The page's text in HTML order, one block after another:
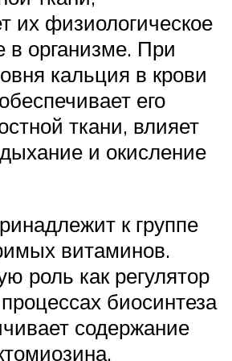
их физиологическое
в организме. При
кальция в крови
его
ткани, влияет
и окисление
к группе
витаминов.
роль как регулятор
биосинтеза
содержание